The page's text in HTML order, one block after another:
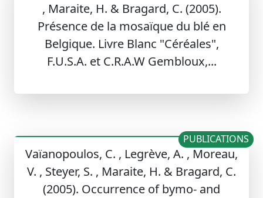
, Maraite, H. & Bragard, C. (2005).
Présence de la mosaïque du blé en
Belgique. Livre Blanc "Céréales",
F.U.S.A. et C.R.A.W Gembloux,...
Vaïanopoulos, C. , Legrève, A. , Moreau,
V. , Steyer, S. , Maraite, H. & Bragard, C.
(2005). Occurrence of bymo- and
PUBLICATIONS